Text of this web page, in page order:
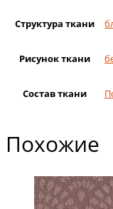
Структура ткани
Рисунок ткани
Состав ткани
Похожие